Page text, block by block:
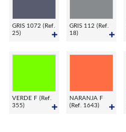
GRIS 1072 (Ref.
25)
GRIS 112 (Ref.
18)
VERDE F (Ref.
355)
NARANJA F
(Ref. 1643)